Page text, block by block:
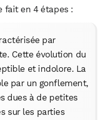
fait en 4 étapes :
par
Cette évolution du
et indolore. La
par un gonflement,
dues à de petites
sur les parties